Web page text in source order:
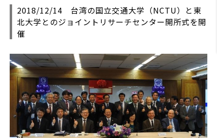
2018/12/14 台湾の国立交通大学（NCTU）と東
北大学とのジョイントリサーチセンター開所式を開
催